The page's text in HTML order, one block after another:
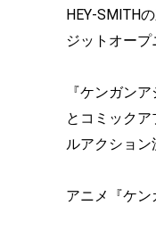
HEY-SMITH
ジットオープ
『ケンガン
とコミック
ルアクション
アニメ『ケン